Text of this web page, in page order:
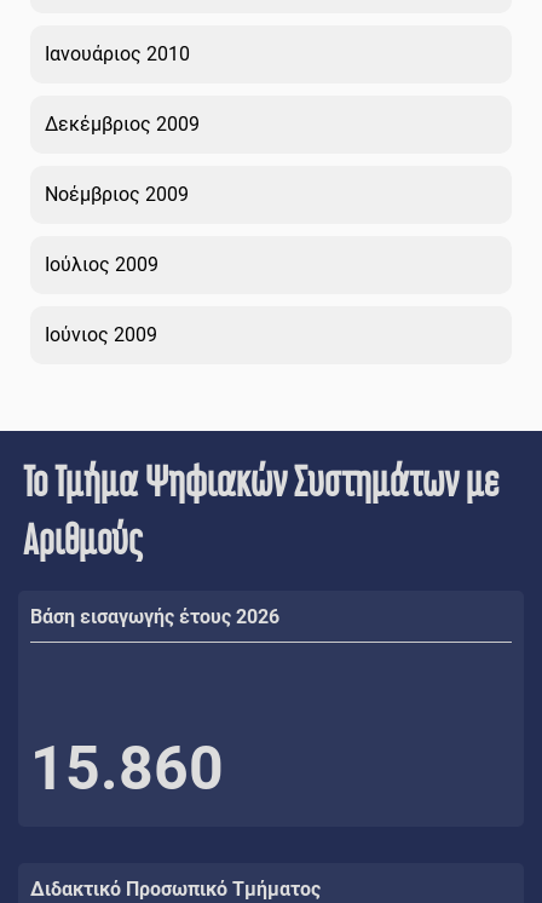
Ιανουάριος 2010
Δεκέμβριος 2009
Νοέμβριος 2009
Ιούλιος 2009
Ιούνιος 2009
Το Τμήμα Ψηφιακών Συστημάτων με
Αριθμούς
Βάση εισαγωγής έτους 2026
15.860
Διδακτικό Προσωπικό Τμήματος